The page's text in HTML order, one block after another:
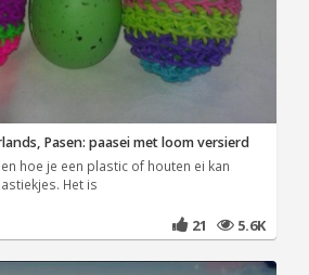
Pasen: paasei met loom versierd
hoe je een plastic of houten ei kan
Het is
21 5.6K